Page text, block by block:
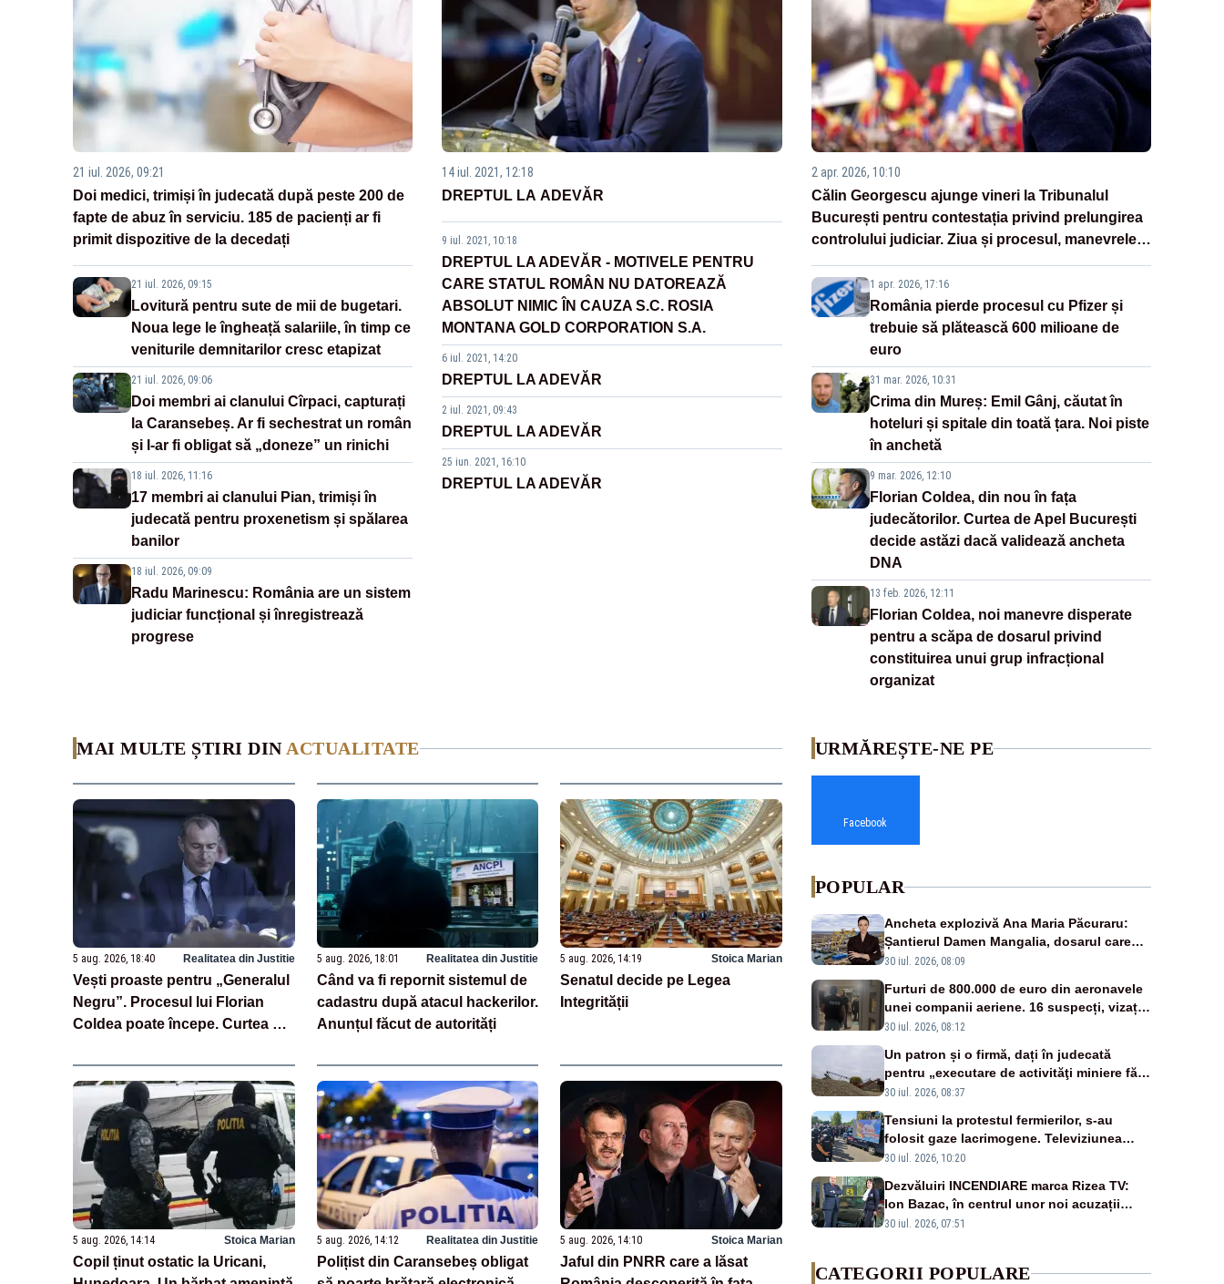
21 iul. 2026, 09:21
Doi medici, trimiși în judecată după peste 200 de
fapte de abuz în serviciu. 185 de pacienți ar fi
primit dispozitive de la decedați
21 iul. 2026, 09:15
Lovitură pentru sute de mii de bugetari.
Noua lege le îngheață salariile, în timp ce
veniturile demnitarilor cresc etapizat
21 iul. 2026, 09:06
Doi membri ai clanului Cîrpaci, capturați
la Caransebeș. Ar fi sechestrat un român
și l-ar fi obligat să „doneze” un rinichi
18 iul. 2026, 11:16
17 membri ai clanului Pian, trimiși în
judecată pentru proxenetism și spălarea
banilor
18 iul. 2026, 09:09
Radu Marinescu: România are un sistem
judiciar funcțional și înregistrează
progrese
14 iul. 2021, 12:18
DREPTUL LA ADEVĂR
9 iul. 2021, 10:18
DREPTUL LA ADEVĂR - MOTIVELE PENTRU
CARE STATUL ROMÂN NU DATOREAZĂ
ABSOLUT NIMIC ÎN CAUZA S.C. ROSIA
MONTANA GOLD CORPORATION S.A.
6 iul. 2021, 14:20
DREPTUL LA ADEVĂR
2 iul. 2021, 09:43
DREPTUL LA ADEVĂR
25 iun. 2021, 16:10
DREPTUL LA ADEVĂR
2 apr. 2026, 10:10
Călin Georgescu ajunge vineri la Tribunalul
București pentru contestația privind prelungirea
controlului judiciar. Ziua și procesul, manevrele
1 apr. 2026, 17:16
România pierde procesul cu Pfizer și
trebuie să plătească 600 milioane de
euro
31 mar. 2026, 10:31
Crima din Mureș: Emil Gânj, căutat în
hoteluri și spitale din toată țara. Noi piste
în anchetă
9 mar. 2026, 12:10
Florian Coldea, din nou în fața
judecătorilor. Curtea de Apel București
decide astăzi dacă validează ancheta
DNA
13 feb. 2026, 12:11
Florian Coldea, noi manevre disperate
pentru a scăpa de dosarul privind
constituirea unui grup infracțional
organizat
MAI MULTE ȘTIRI DIN ACTUALITATE
5 aug. 2026, 18:40 Realitatea din Justitie
Vești proaste pentru „Generalul
Negru”. Procesul lui Florian
Coldea poate începe. Curtea de
5 aug. 2026, 18:01 Realitatea din Justitie
Când va fi repornit sistemul de
cadastru după atacul hackerilor.
Anunțul făcut de autorități
5 aug. 2026, 14:19 Stoica Marian
Senatul decide pe Legea
Integrității
5 aug. 2026, 14:14 Stoica Marian
Copil ținut ostatic la Uricani,
5 aug. 2026, 14:12 Realitatea din Justitie
Polițist din Caransebeș obligat
5 aug. 2026, 14:10 Stoica Marian
Jaful din PNRR care a lăsat
URMĂREȘTE-NE PE
Facebook
POPULAR
Ancheta explozivă Ana Maria Păcuraru:
Șantierul Damen Mangalia, dosarul care
scufundă apărarea României
30 iul. 2026, 08:09
Furturi de 800.000 de euro din aeronavele
unei companii aeriene. 16 suspecți, vizați
de anchetă
30 iul. 2026, 08:12
Un patron și o firmă, dați în judecată
pentru „executare de activităţi miniere fără
permis sau licenţă”
30 iul. 2026, 08:37
Tensiuni la protestul fermierilor, s-au
folosit gaze lacrimogene. Televiziunea
Poporului face apel la calm – LIVE TEXT
30 iul. 2026, 10:20
Dezvăluiri INCENDIARE marca Rizea TV:
Ion Bazac, în centrul unor noi acuzații
publice
30 iul. 2026, 07:51
CATEGORII POPULARE